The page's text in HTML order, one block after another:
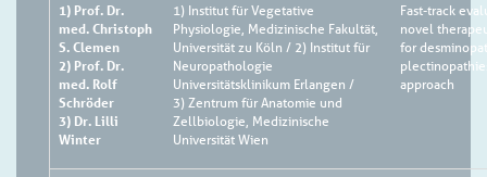
1) Prof. Dr.
med. Christoph
S. Clemen
2) Prof. Dr.
med. Rolf
Schröder
3) Dr. Lilli
Winter
1) Institut für Vegetative
Physiologie, Medizinische Fakultät,
Universität zu Köln / 2) Institut für
Neuropathologie
Universitätsklinikum Erlangen /
3) Zentrum für Anatomie und
Zellbiologie, Medizinische
Universität Wien
Fast-track
novel
for
approach